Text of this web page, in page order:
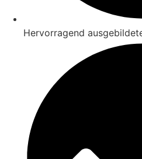
Hervorragend